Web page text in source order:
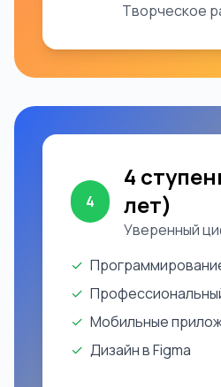
Творческое
4
4
лет)
Уверенный
✓
✓
✓ Мобильные
✓ Дизайн в Figma